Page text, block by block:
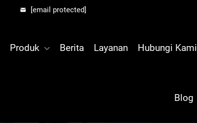
[email protected]
Produk Berita Layanan Hubungi Kami
Blog